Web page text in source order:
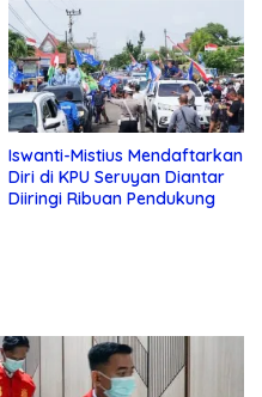
Iswanti-Mistius Mendaftarkan
Diri di KPU Seruyan Diantar
Diiringi Ribuan Pendukung